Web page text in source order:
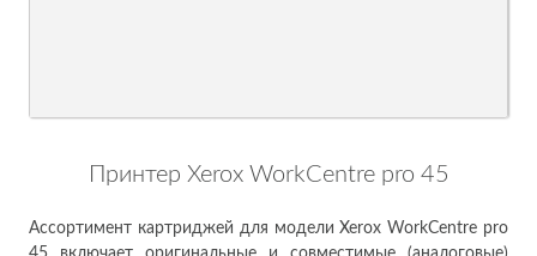
Принтер Xerox WorkCentre pro 45
Ассортимент картриджей для модели Xerox WorkCentre pro